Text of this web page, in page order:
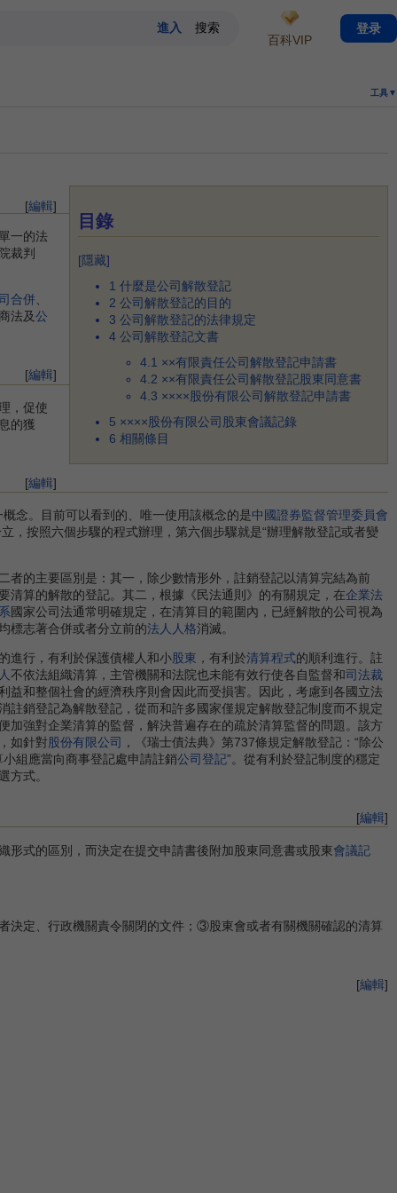
工具▼
目錄
[隱藏]
1 什麼是公司解散登記
2 公司解散登記的目的
3 公司解散登記的法律規定
4 公司解散登記文書
4.1 ××有限責任公司解散登記申請書
4.2 ××有限責任公司解散登記股東同意書
4.3 ××××股份有限公司解散登記申請書
5 ××××股份有限公司股東會議記錄
6 相關條目
[編輯]
一的法
裁判
合併、
法及公
[編輯]
，促使
的獲
[編輯]
念。目前可以看到的、唯一使用該概念的是中國證券監督管理委員會
按照六個步驟的程式辦理，第六個步驟就是“辦理解散登記或者變
的主要區別是：其一，除少數情形外，註銷登記以清算完結為前
清算的解散的登記。其二，根據《民法通則》的有關規定，在企業法
國家公司法通常明確規定，在清算目的範圍內，已經解散的公司視為
標志著合併或者分立前的法人人格消滅。
進行，有利於保護債權人和小股東 ，有利於清算程式的順利進行。註
不依法組織清算，主管機關和法院也未能有效行使各自監督和司法裁
益和整個社會的經濟秩序則會因此而受損害。因此，考慮到各國立法
銷登記為解散登記，從而和許多國家僅規定解散登記制度而不規定
強對企業清算的監督，解決普遍存在的疏於清算監督的問題。該方
如針對股份有限公司 ，《瑞士債法典》第737條規定解散登記：“除公
組應當向商事登記處申請註銷公司登記”。從有利於登記制度的穩定
方式。
[編輯]
形式的區別，而決定在提交申請書後附加股東同意書或股東會議記
決定、行政機關責令關閉的文件；③股東會或者有關機關確認的清算
[編輯]
百科VIP
登录